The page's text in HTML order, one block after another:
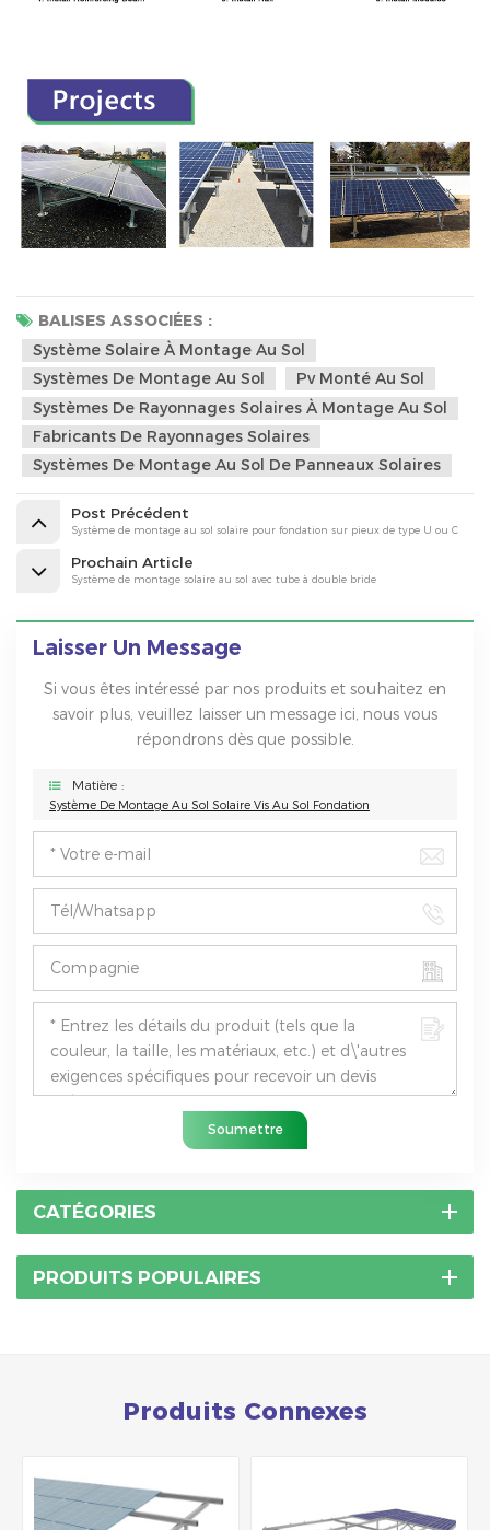
BALISES ASSOCIÉES :
Système Solaire À Montage Au Sol
Systèmes De Montage Au Sol
Pv Monté Au Sol
Systèmes De Rayonnages Solaires À Montage Au Sol
Fabricants De Rayonnages Solaires
Systèmes De Montage Au Sol De Panneaux Solaires
Post Précédent
Système de montage au sol solaire pour fondation sur pieux de type U ou C
Prochain Article
Système de montage solaire au sol avec tube à double bride
Laisser Un Message
Si vous êtes intéressé par nos produits et souhaitez en
savoir plus, veuillez laisser un message ici, nous vous
répondrons dès que possible.
Matière :
Système De Montage Au Sol Solaire Vis Au Sol Fondation
Soumettre
CATÉGORIES
PRODUITS POPULAIRES
Produits Connexes